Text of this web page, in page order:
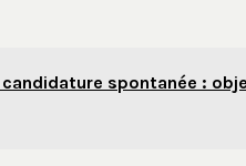
candidature spontanée :